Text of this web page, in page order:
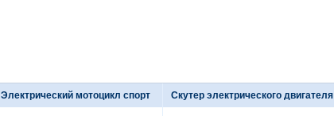
Электрический мотоцикл спорт Скутер электрического двигателя